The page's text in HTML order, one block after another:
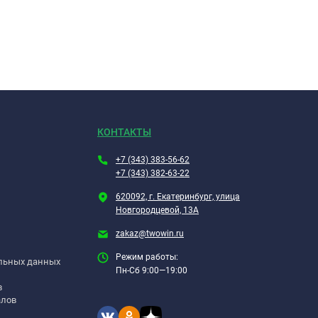
данных
КОНТАКТЫ
+7 (343) 383-56-62
+7 (343) 382-63-22
620092, г. Екатеринбург, улица
Новгородцевой, 13А
zakaz@twowin.ru
Режим работы:
Пн-Сб 9:00—19:00